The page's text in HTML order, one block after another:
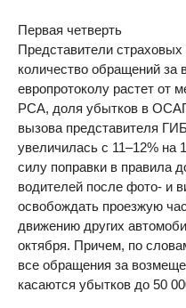
Первая четверть
Представители
количество обращений
европротоколу растет от
РСА, доля убытков в
вызова представителя
увеличилась с 11–12% на
силу поправки в правила
водителей после фото- и
освобождать проезжую
движению других
октября. Причем, по
все обращения за
касаются убытков до 50